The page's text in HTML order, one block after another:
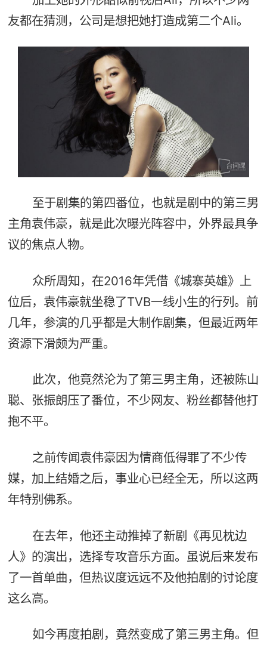
友都在猜测，公司是想把她打造成第二个Ali。
至于剧集的第四番位，也就是剧中的第三男
主角袁伟豪，就是此次曝光阵容中，外界最具争
议的焦点人物。
众所周知，在2016年凭借《城寨英雄》上
位后，袁伟豪就坐稳了TVB一线小生的行列。前
几年，参演的几乎都是大制作剧集，但最近两年
资源下滑颇为严重。
此次，他竟然沦为了第三男主角，还被陈山
聪、张振朗压了番位，不少网友、粉丝都替他打
抱不平。
之前传闻袁伟豪因为情商低得罪了不少传
媒，加上结婚之后，事业心已经全无，所以这两
年特别佛系。
在去年，他还主动推掉了新剧《再见枕边
人》的演出，选择专攻音乐方面。虽说后来发布
了一首单曲，但热议度远远不及他拍剧的讨论度
这么高。
如今再度拍剧，竟然变成了第三男主角。但